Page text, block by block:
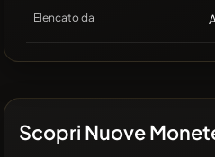
Elencato da
Scopri Nuove